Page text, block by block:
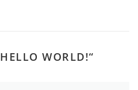
HELLO WORLD!“